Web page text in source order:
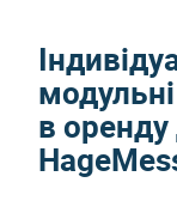
модульні
в